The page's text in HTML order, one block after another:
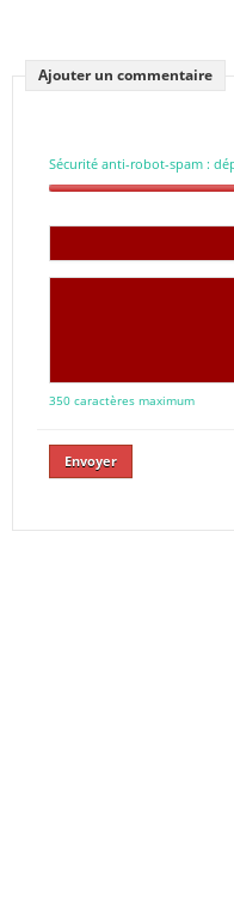
Ajouter un commentaire
Sécurité anti-robot-spam :
350 caractères maximum
Envoyer